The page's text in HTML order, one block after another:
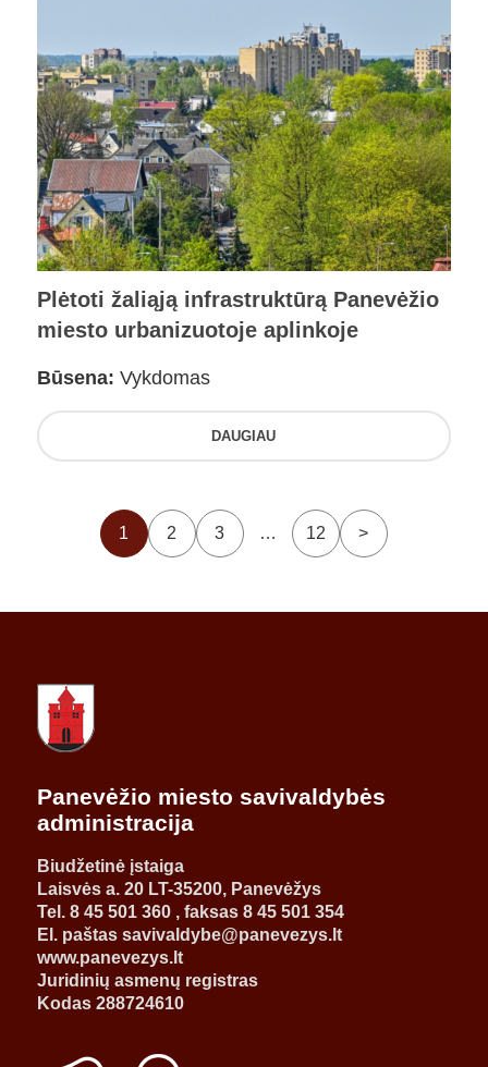
Plėtoti žaliąją infrastruktūrą Panevėžio
miesto urbanizuotoje aplinkoje
Būsena: Vykdomas
DAUGIAU
1 2 3 … 12 >
Panevėžio miesto savivaldybės
administracija
Biudžetinė įstaiga
Laisvės a. 20 LT-35200, Panevėžys
Tel. 8 45 501 360 , faksas 8 45 501 354
El. paštas savivaldybe@panevezys.lt
www.panevezys.lt
Juridinių asmenų registras
Kodas 288724610